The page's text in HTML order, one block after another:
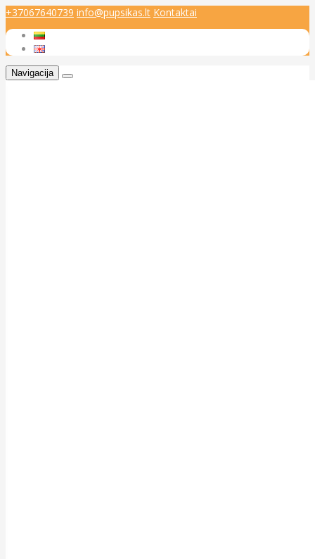
+37067640739 info@pupsikas.lt Kontaktai
Navigacija